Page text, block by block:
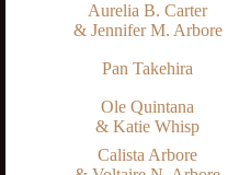
Aurelia B. Carter
& Jennifer M. Arbore
Pan Takehira
Ole Quintana
& Katie Whisp
Calista Arbore